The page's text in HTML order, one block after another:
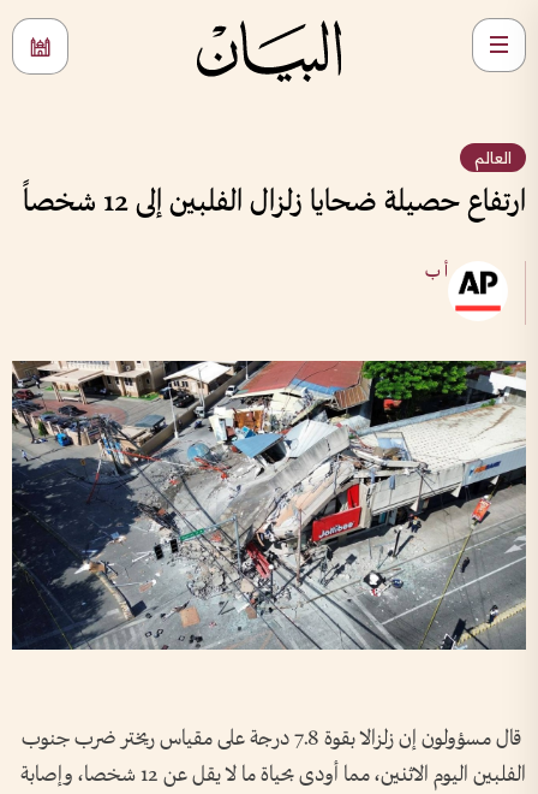
العالم
ارتفاع حصيلة ضحايا زلزال الفلبين إلى 12 شخصاً
أ ب
قال مسؤولون إن زلزالا بقوة 7.8 درجة على مقياس ريختر ضرب جنوب
الفلبين اليوم الاثنين، مما أودى بحياة ما لا يقل عن 12 شخصا، وإصابة